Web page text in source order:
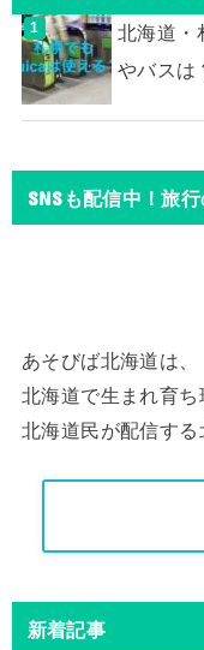
北海道・
やバスは
SNSも配信中！旅
あそびば北海道は、
北海道で生まれ育ち
北海道民が配信する
新着記事